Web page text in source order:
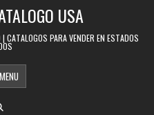
USA
CATALOGOS PARA VENDER EN ESTADOS
MENU